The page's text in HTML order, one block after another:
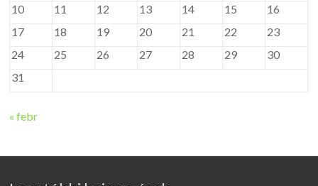
10
11 12 13 14 15
16
17
18 19 20 21 22
23
24
25 26 27 28 29
30
31
« febr